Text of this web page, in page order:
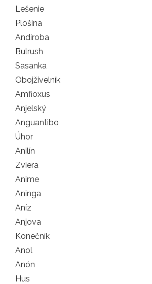
Lešenie
Plošina
Andiroba
Bulrush
Sasanka
Obojživelník
Amfioxus
Anjelský
Anguantibo
Úhor
Anilín
Zviera
Anime
Aninga
Aníz
Anjova
Konečník
Anol
Anón
Hus